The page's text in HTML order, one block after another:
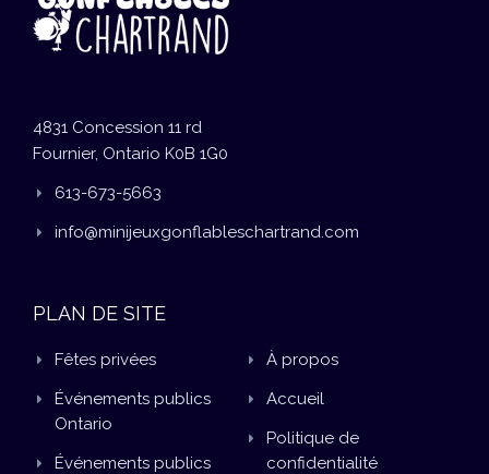
4831 Concession 11 rd
Fournier, Ontario K0B 1G0
613-673-5663
info@minijeuxgonflableschartrand.com
PLAN DE SITE
Fêtes privées
Événements publics
Ontario
Événements publics
À propos
Accueil
Politique de
confidentialité